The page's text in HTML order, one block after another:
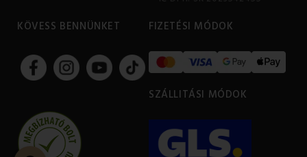
KÖVESS BENNÜNKET FIZETÉSI MÓDOK
SZÁLLITÁSI MÓDOK